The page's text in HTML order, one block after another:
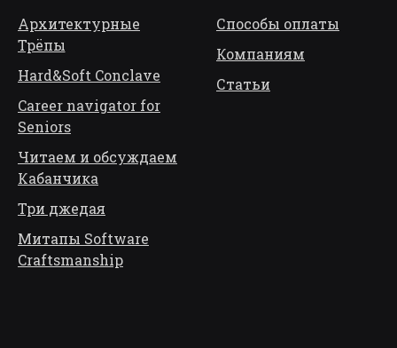
Архитектурные
Трёпы
Hard&Soft Conclave
Career navigator for
Seniors
Читаем и обсуждаем
Кабанчика
Три джедая
Митапы Software
Craftsmanship
Способы оплаты
Компаниям
Статьи